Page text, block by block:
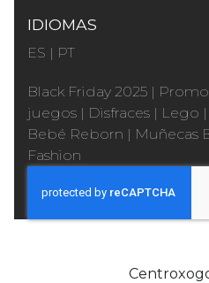
IDIOMAS
ES | PT
Black Friday 2025 |
juegos | Disfraces | Lego |
Bebé Reborn | Muñecas
Fashion